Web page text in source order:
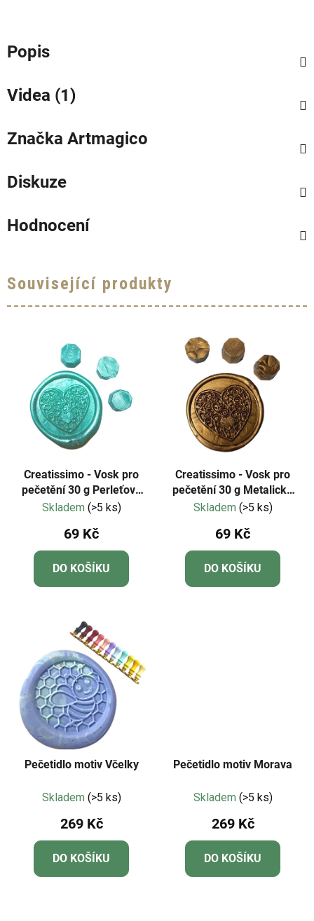
Popis
Videa (1)
Značka Artmagico
Diskuze
Hodnocení
Související produkty
Creatissimo - Vosk pro
pečetění 30 g Perleťově
tyrkysová barva
Skladem (>5 ks)
69 Kč
DO KOŠÍKU
Creatissimo - Vosk pro
pečetění 30 g Metalická
Mosaz barva
Skladem (>5 ks)
69 Kč
DO KOŠÍKU
Pečetidlo motiv Včelky
Skladem (>5 ks)
269 Kč
DO KOŠÍKU
Pečetidlo motiv Morava
Skladem (>5 ks)
269 Kč
DO KOŠÍKU